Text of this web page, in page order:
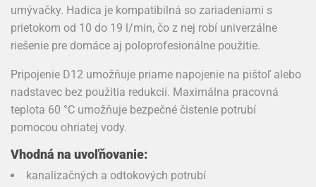
umývačky. Hadica je kompatibilná so zariadeniami s
prietokom od 10 do 19 l/min, čo z nej robí univerzálne
riešenie pre domáce aj poloprofesionálne použitie.
Pripojenie D12 umožňuje priame napojenie na pištoľ alebo
nadstavec bez použitia redukcií. Maximálna pracovná
teplota 60 °C umožňuje bezpečné čistenie potrubí
pomocou ohriatej vody.
Vhodná na uvoľňovanie:
kanalizačných a odtokových potrubí